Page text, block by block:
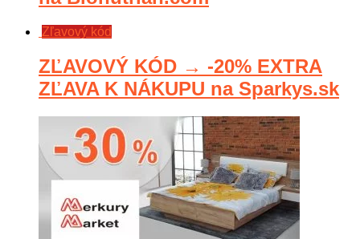
Zľavový kód
ZĽAVOVÝ KÓD → -20% EXTRA
ZĽAVA K NÁKUPU na Sparkys.sk